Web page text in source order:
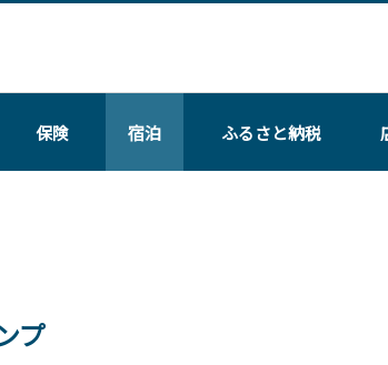
保険 宿泊 ふるさと納税
プ